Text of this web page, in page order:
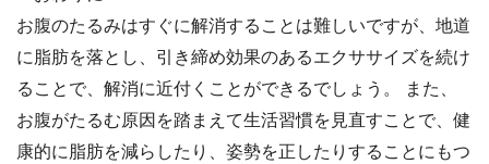
お腹のたるみはすぐに解消することは難しいですが、地道
に脂肪を落とし、引き締め効果のあるエクササイズを続け
ることで、解消に近付くことができるでしょう。 また、
お腹がたるむ原因を踏まえて生活習慣を見直すことで、健
康的に脂肪を減らしたり、姿勢を正したりすることにもつ